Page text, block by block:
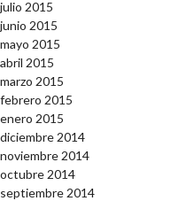
julio 2015
junio 2015
mayo 2015
abril 2015
marzo 2015
febrero 2015
enero 2015
diciembre 2014
noviembre 2014
octubre 2014
septiembre 2014